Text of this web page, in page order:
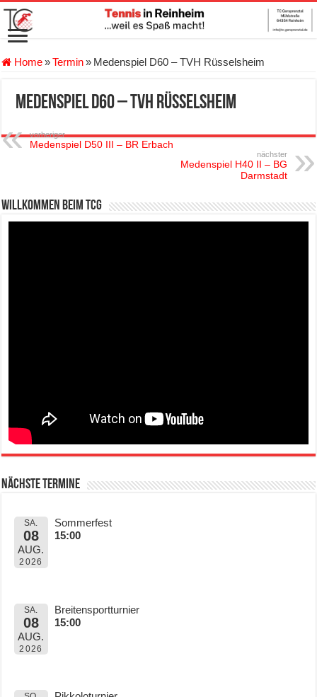
Home»Termin» Medenspiel D60 – TVH Rüsselsheim
Medenspiel D60 – TVH Rüsselsheim
vorheriger
Medenspiel D50 III – BR Erbach
nächster
Medenspiel H40 II – BG
Darmstadt
Willkommen beim TCG
Nächste Termine
SA.
08
AUG.
2026
Sommerfest
15:00
SA.
08
AUG.
2026
Breitensportturnier
15:00